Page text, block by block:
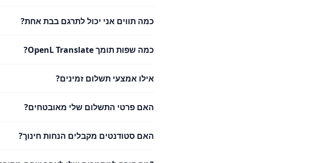
כמה תווים אני יכול לתרגם בבת אחת?
כמה שפות תומך OpenL Translate?
אילו אמצעי תשלום זמינים?
האם פרטי התשלום שלי מאובטחים?
האם סטודנטים מקבלים הנחות חינוך?